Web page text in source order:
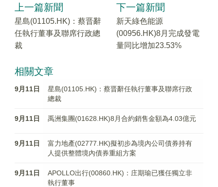
上一篇新聞
星島(01105.HK)：蔡晋辭
任執行董事及聯席行政總
裁
下一篇新聞
新天綠色能源
(00956.HK)8月完成發電
量同比增加23.53%
相關文章
9月11日
星島(01105.HK)：蔡晋辭任執行董事及聯席行政
總裁
9月11日 禹洲集團(01628.HK)8月合約銷售金額為4.03億元
9月11日
富力地產(02777.HK)擬初步為境內公司債券持有
人提供整體境內債券重組方案
9月11日
APOLLO出行(00860.HK)：庄期瑜已獲任獨立非
執行董事